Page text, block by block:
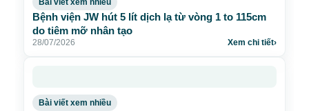
Bài viết xem nhiều
Bệnh viện JW hút 5 lít dịch lạ từ vòng 1 to 115cm
do tiêm mỡ nhân tạo
28/07/2026 Xem chi tiết›
Bài viết xem nhiều